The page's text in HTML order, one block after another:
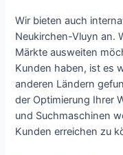
Wir bieten auch
Neukirchen-Vluyn an.
Märkte ausweiten
Kunden haben, ist es
anderen Ländern
der Optimierung Ihrer
und Suchmaschinen
Kunden erreichen zu